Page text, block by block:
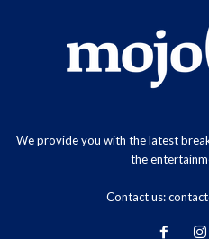
We provide you with the latest
the
Contact us: